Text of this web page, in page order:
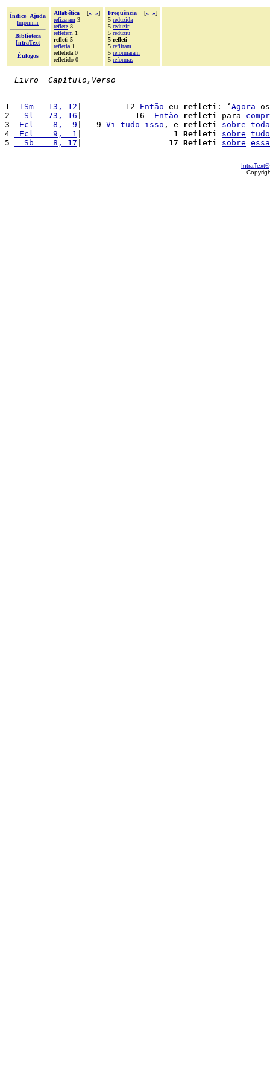
Índice
Ajuda
Imprimir
Biblioteca
IntraText
Èulogos
Alfabética [« »]
refizeram 3
reflete 8
refletem 1
refleti 5
refletia 1
refletida 0
refletido 0
Freqüência [« »]
5 reduzida
5 reduzir
5 reduziu
5 refleti
5 reflitam
5 reformaram
5 reformas
Livro  Capítulo,Verso
1 1Sm   13, 12 |         12 Então eu refleti : ‘ Agora
2
  Sl   73, 16
|           16 Então refleti para
3
Ecl    8,  9 |   9 Vi tudo isso , e refleti sobre
4
Ecl    9,  1 |                   1 Refleti sobre tudo
5
  Sb    8, 17
|                  17 Refleti sobre
IntraText®